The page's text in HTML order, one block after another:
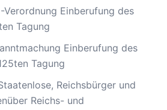
Verordnung Einberufung des
Tagung
Einberufung des
Tagung
Reichsbürger und
Reichs- und